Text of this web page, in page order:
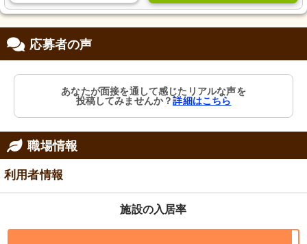
応募者の声
あなたが面接を通して感じたリアルな声を
投稿してみませんか？詳細はこちら
職場情報
利用者情報
施設の入居率